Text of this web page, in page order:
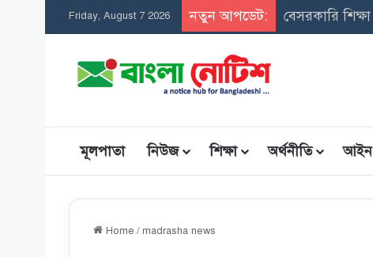
Friday, August 7 2026 নতুন আপডেট:
মূলপাতা নিউজ শিক্ষা অর্থনীতি আইন
Home /madrasha news